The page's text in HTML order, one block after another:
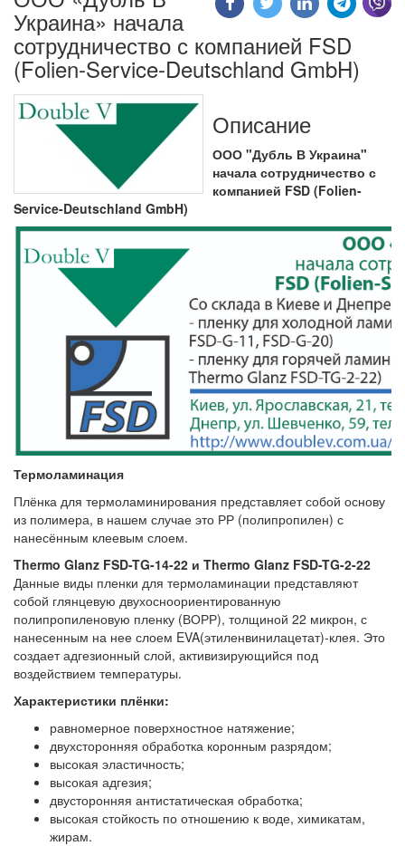
Украина» начала
сотрудничество с компанией FSD
(Folien-Service-Deutschland GmbH)
Описание
ООО "Дубль В Украина"
начала сотрудничество с
компанией FSD (Folien-
Service-Deutschland GmbH)
Термоламинация
Плёнка для термоламинирования представляет собой основу
из полимера, в нашем случае это РР (полипропилен) с
нанесённым клеевым слоем.
Thermo Glanz FSD-TG-14-22 и Thermo Glanz FSD-TG-2-22
Данные виды пленки для термоламинации представляют
собой глянцевую двухосноориентированную
полипропиленовую пленку (ВОРР), толщиной 22 микрон, с
нанесенным на нее слоем EVA(этиленвинилацетат)-клея. Это
создает адгезионный слой, активизирующийся под
воздействием температуры.
Характеристики плёнки:
равномерное поверхностное натяжение;
двухсторонняя обработка коронным разрядом;
высокая эластичность;
высокая адгезия;
двусторонняя антистатическая обработка;
высокая стойкость по отношению к воде, химикатам,
жирам.